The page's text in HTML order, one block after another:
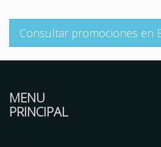
Consultar promociones en
MENU
PRINCIPAL